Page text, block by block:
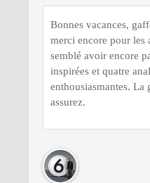
Bonnes vacances,
merci encore pour les
semblé avoir encore
inspirées et quatre
enthousiasmantes. La
assurez.